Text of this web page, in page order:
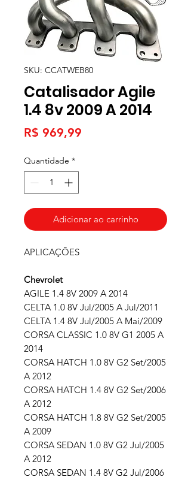
SKU: CCATWEB80
Catalisador Agile
1.4 8v 2009 A 2014
R$ 969,99
Quantidade *
Adicionar ao carrinho
APLICAÇÕES
Chevrolet
AGILE 1.4 8V 2009 A 2014
CELTA 1.0 8V Jul/2005 A Jul/2011
CELTA 1.4 8V Jul/2005 A Mai/2009
CORSA CLASSIC 1.0 8V G1 2005 A
2014
CORSA HATCH 1.0 8V G2 Set/2005
A 2012
CORSA HATCH 1.4 8V G2 Set/2006
A 2012
CORSA HATCH 1.8 8V G2 Set/2005
A 2009
CORSA SEDAN 1.0 8V G2 Jul/2005
A 2012
CORSA SEDAN 1.4 8V G2 Jul/2006